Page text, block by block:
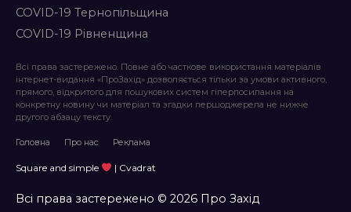
COVID-19 Тернопільщина
COVID-19 Рівненщина
Всі права застережено. Повне або часткове використання матеріалів
інтернет-видання «ПроЗахід» дозволяється тільки за умови активного,
прямого, відкритого для пошукових систем гіперпосилання на
конкретну новину чи матеріал та згадки першоджерела не нижче
другого абзацу тексту.
Головна Про нас Реклама
Square and simple | Cvadrat
Всі права застережено © 2026 Про Захід